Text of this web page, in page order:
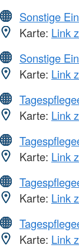
Sonstige
Karte: Link
Sonstige
Karte: Link
Karte: Link
Karte: Link
Karte: Link
Karte: Link